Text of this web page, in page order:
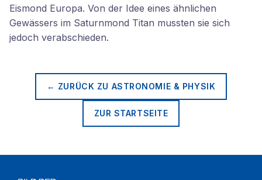
Eismond Europa. Von der Idee eines ähnlichen
Gewässers im Saturnmond Titan mussten sie sich
jedoch verabschieden.
← ZURÜCK ZU ASTRONOMIE & PHYSIK
ZUR STARTSEITE